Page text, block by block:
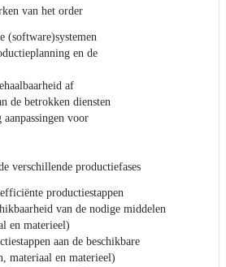
van het order
(software)systemen
en de
af
de betrokken diensten
voor
verschillende productiefases
productiestappen
van de nodige middelen
en materieel)
aan de beschikbare
materiaal en materieel)